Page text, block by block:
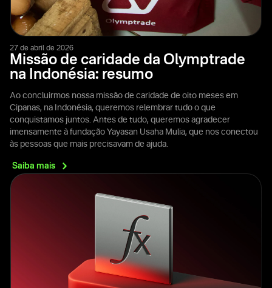
27 de abril de 2026
Missão de caridade da Olymptrade
na Indonésia: resumo
Ao concluirmos nossa missão de caridade de oito meses em
Cipanas, na Indonésia, queremos relembrar tudo o que
conquistamos juntos. Antes de tudo, queremos agradecer
imensamente à fundação Yayasan Usaha Mulia, que nos conectou
às pessoas que mais precisavam de ajuda.
Saiba mais